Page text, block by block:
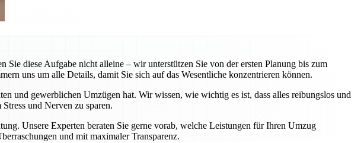
diese Aufgabe nicht alleine – wir unterstützen Sie von der ersten Planung bis zum
uns um alle Details, damit Sie sich auf das Wesentliche konzentrieren können.
und gewerblichen Umzügen hat. Wir wissen, wie wichtig es ist, dass alles reibungslos und
und Nerven zu sparen.
Unsere Experten beraten Sie gerne vorab, welche Leistungen für Ihren Umzug
und mit maximaler Transparenz.